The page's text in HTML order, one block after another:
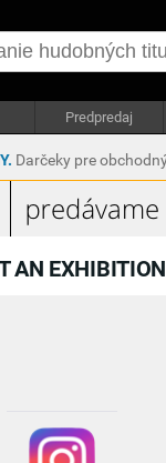
Predpredaj
Darčeky pre
AN